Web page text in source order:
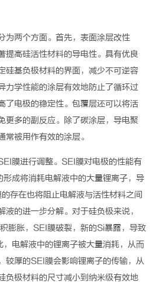
为两个方面。首先，表面涂层改性
提高硅活性材料的导电性。具有优良
硅基负极材料的界面，减少不可逆容
力学性能的涂层有效地防止了循环过
了电极的稳定性。包覆层还可以将活
更多的副反应。除了碳涂层，导电聚
常被用作有效的涂层。
膜进行调整。 SEI膜对电极的性能有
形成将消耗电解液中的大量锂离子，导
的存在也将阻止电解液与活性材料之间
液的进一步分解。对于硅负极来说，
膨胀， SEI膜破裂，新的Si暴露，导致
，电解液中的锂离子被大量消耗，从而
较厚的SEI膜会影响锂离子的传输，从
负极材料的尺寸减小到纳米级有效地